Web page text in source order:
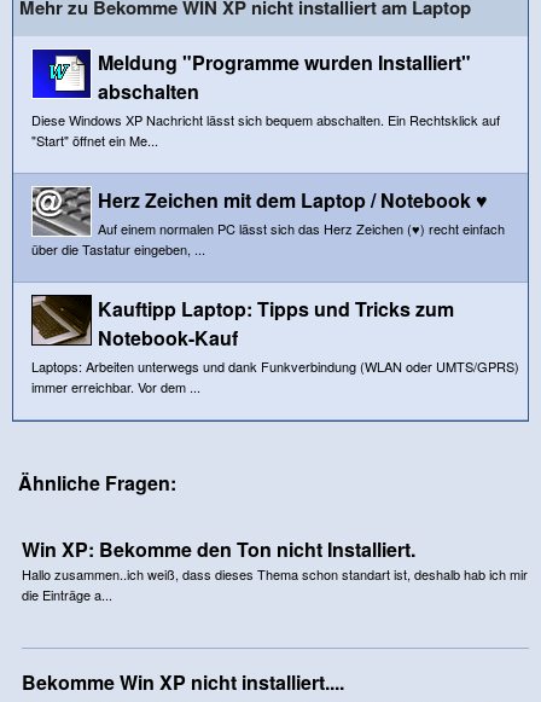
Mehr zu Bekomme WIN XP nicht installiert am Laptop
Meldung "Programme wurden Installiert"
abschalten
Diese Windows XP Nachricht lässt sich bequem abschalten. Ein Rechtsklick auf
"Start" öffnet ein Me...
Herz Zeichen mit dem Laptop / Notebook ♥
Auf einem normalen PC lässt sich das Herz Zeichen (♥) recht einfach
über die Tastatur eingeben, ...
Kauftipp Laptop: Tipps und Tricks zum
Notebook-Kauf
Laptops: Arbeiten unterwegs und dank Funkverbindung (WLAN oder UMTS/GPRS)
immer erreichbar. Vor dem ...
Ähnliche Fragen:
Win XP: Bekomme den Ton nicht Installiert.
Hallo zusammen..ich weiß, dass dieses Thema schon standart ist, deshalb hab ich mir
die Einträge a...
Bekomme Win XP nicht installiert....